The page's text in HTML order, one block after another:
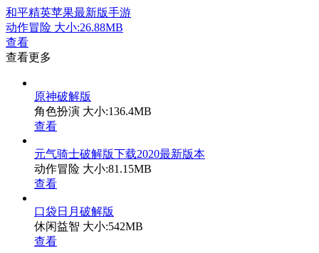
和平精英苹果最新版手游
动作冒险 大小:26.88MB
查看
查看更多
原神破解版
角色扮演 大小:136.4MB
查看
元气骑士破解版下载2020最新版本
动作冒险 大小:81.15MB
查看
口袋日月破解版
休闲益智 大小:542MB
查看